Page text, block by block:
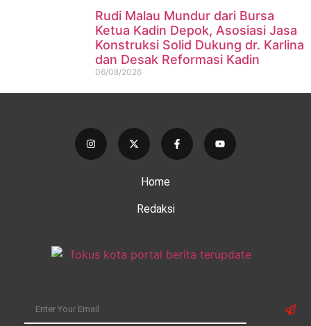
Rudi Malau Mundur dari Bursa
Ketua Kadin Depok, Asosiasi Jasa
Konstruksi Solid Dukung dr. Karlina
dan Desak Reformasi Kadin
06/08/2026
Home
Redaksi